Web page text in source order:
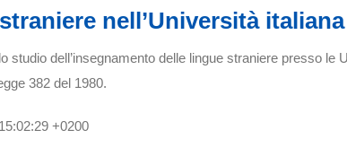
nell’Università italiana
lo studio dell’insegnamento delle lingue straniere presso
382 del 1980.
+0200